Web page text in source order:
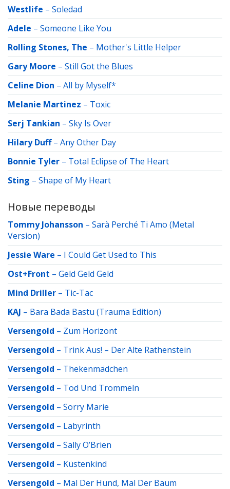
Westlife – Soledad
Adele – Someone Like You
Rolling Stones, The – Mother's Little Helper
Gary Moore – Still Got the Blues
Celine Dion – All by Myself*
Melanie Martinez – Toxic
Serj Tankian – Sky Is Over
Hilary Duff– Any Other Day
Bonnie Tyler – Total Eclipse of The Heart
Sting – Shape of My Heart
Новые переводы
Tommy Johansson – Sarà Perché Ti Amo (Metal
Version)
Jessie Ware – I Could Get Used to This
Ost+Front – Geld Geld Geld
Mind Driller – Tic-Tac
KAJ – Bara Bada Bastu (Trauma Edition)
Versengold – Zum Horizont
Versengold – Trink Aus! – Der Alte Rathenstein
Versengold – Thekenmädchen
Versengold – Tod Und Trommeln
Versengold – Sorry Marie
Versengold – Labyrinth
Versengold – Sally O’Brien
Versengold – Küstenkind
Versengold – Mal Der Hund, Mal Der Baum